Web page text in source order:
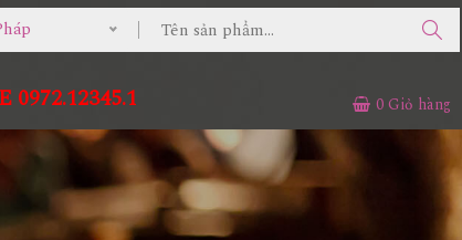
0972.12345.1 0 Giỏ hàng